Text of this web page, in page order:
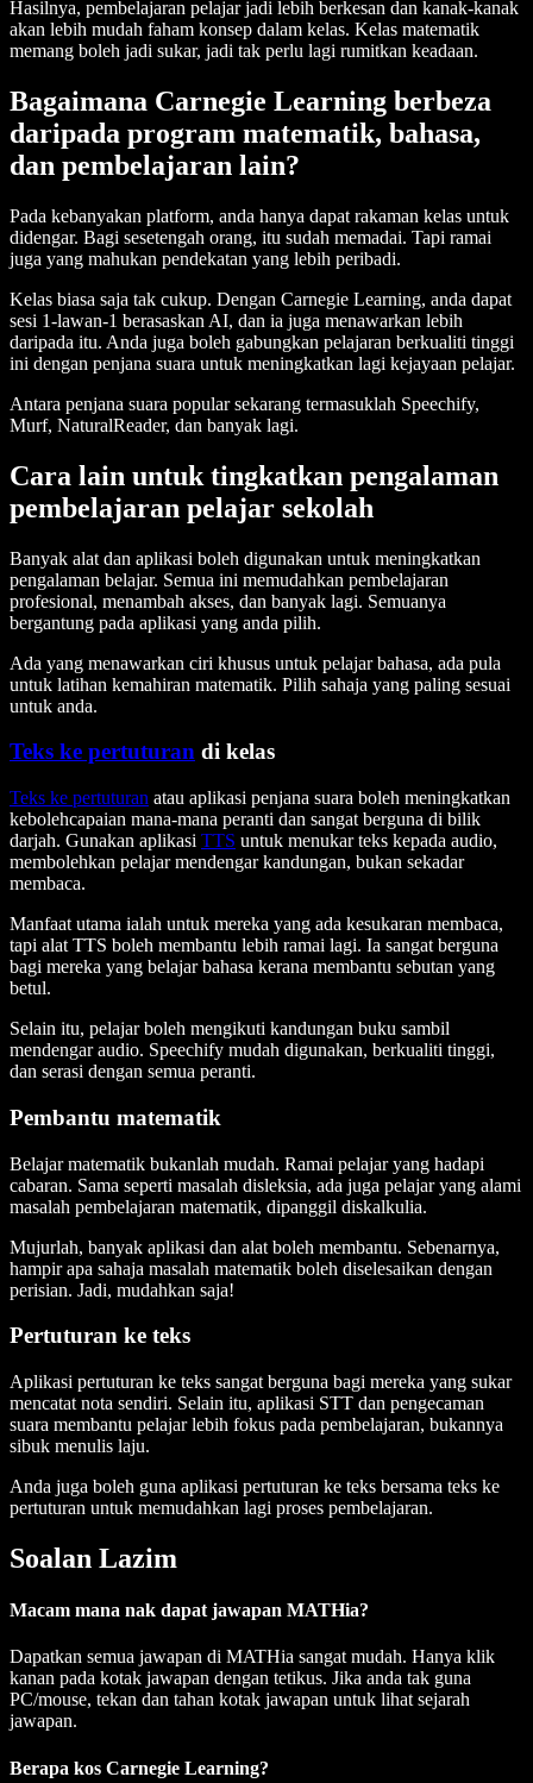
Hasilnya, pembelajaran pelajar jadi lebih berkesan dan kanak-kanak
akan lebih mudah faham konsep dalam kelas. Kelas matematik
memang boleh jadi sukar, jadi tak perlu lagi rumitkan keadaan.
Bagaimana Carnegie Learning berbeza
daripada program matematik, bahasa,
dan pembelajaran lain?
Pada kebanyakan platform, anda hanya dapat rakaman kelas untuk
didengar. Bagi sesetengah orang, itu sudah memadai. Tapi ramai
juga yang mahukan pendekatan yang lebih peribadi.
Kelas biasa saja tak cukup. Dengan Carnegie Learning, anda dapat
sesi 1-lawan-1 berasaskan AI, dan ia juga menawarkan lebih
daripada itu. Anda juga boleh gabungkan pelajaran berkualiti tinggi
ini dengan penjana suara untuk meningkatkan lagi kejayaan pelajar.
Antara penjana suara popular sekarang termasuklah Speechify,
Murf, NaturalReader, dan banyak lagi.
Cara lain untuk tingkatkan pengalaman
pembelajaran pelajar sekolah
Banyak alat dan aplikasi boleh digunakan untuk meningkatkan
pengalaman belajar. Semua ini memudahkan pembelajaran
profesional, menambah akses, dan banyak lagi. Semuanya
bergantung pada aplikasi yang anda pilih.
Ada yang menawarkan ciri khusus untuk pelajar bahasa, ada pula
untuk latihan kemahiran matematik. Pilih sahaja yang paling sesuai
untuk anda.
Teks ke pertuturan di kelas
Teks ke pertuturan atau aplikasi penjana suara boleh meningkatkan
kebolehcapaian mana-mana peranti dan sangat berguna di bilik
darjah. Gunakan aplikasi TTS untuk menukar teks kepada audio,
membolehkan pelajar mendengar kandungan, bukan sekadar
membaca.
Manfaat utama ialah untuk mereka yang ada kesukaran membaca,
tapi alat TTS boleh membantu lebih ramai lagi. Ia sangat berguna
bagi mereka yang belajar bahasa kerana membantu sebutan yang
betul.
Selain itu, pelajar boleh mengikuti kandungan buku sambil
mendengar audio. Speechify mudah digunakan, berkualiti tinggi,
dan serasi dengan semua peranti.
Pembantu matematik
Belajar matematik bukanlah mudah. Ramai pelajar yang hadapi
cabaran. Sama seperti masalah disleksia, ada juga pelajar yang alami
masalah pembelajaran matematik, dipanggil diskalkulia.
Mujurlah, banyak aplikasi dan alat boleh membantu. Sebenarnya,
hampir apa sahaja masalah matematik boleh diselesaikan dengan
perisian. Jadi, mudahkan saja!
Pertuturan ke teks
Aplikasi pertuturan ke teks sangat berguna bagi mereka yang sukar
mencatat nota sendiri. Selain itu, aplikasi STT dan pengecaman
suara membantu pelajar lebih fokus pada pembelajaran, bukannya
sibuk menulis laju.
Anda juga boleh guna aplikasi pertuturan ke teks bersama teks ke
pertuturan untuk memudahkan lagi proses pembelajaran.
Soalan Lazim
Macam mana nak dapat jawapan MATHia?
Dapatkan semua jawapan di MATHia sangat mudah. Hanya klik
kanan pada kotak jawapan dengan tetikus. Jika anda tak guna
PC/mouse, tekan dan tahan kotak jawapan untuk lihat sejarah
jawapan.
Berapa kos Carnegie Learning?